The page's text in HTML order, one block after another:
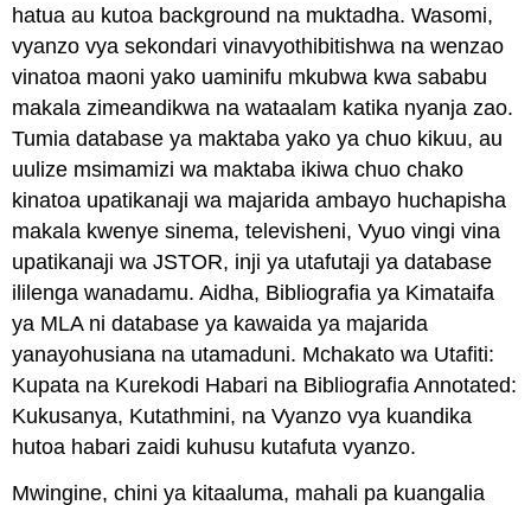
hatua au kutoa background na muktadha. Wasomi,
vyanzo vya sekondari vinavyothibitishwa na wenzao
vinatoa maoni yako uaminifu mkubwa kwa sababu
makala zimeandikwa na wataalam katika nyanja zao.
Tumia database ya maktaba yako ya chuo kikuu, au
uulize msimamizi wa maktaba ikiwa chuo chako
kinatoa upatikanaji wa majarida ambayo huchapisha
makala kwenye sinema, televisheni, Vyuo vingi vina
upatikanaji wa JSTOR, inji ya utafutaji ya database
ililenga wanadamu. Aidha, Bibliografia ya Kimataifa
ya MLA ni database ya kawaida ya majarida
yanayohusiana na utamaduni. Mchakato wa Utafiti:
Kupata na Kurekodi Habari na Bibliografia Annotated:
Kukusanya, Kutathmini, na Vyanzo vya kuandika
hutoa habari zaidi kuhusu kutafuta vyanzo.
Mwingine, chini ya kitaaluma, mahali pa kuangalia